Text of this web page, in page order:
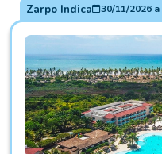
Zarpo Indica 30/11/2026a